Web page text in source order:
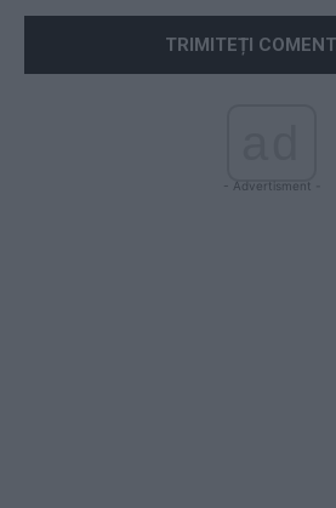
- Advertisment -